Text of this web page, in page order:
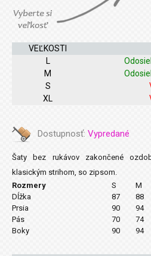
VEĽKOSTI
L
M
S
XL
Dostupnosť: Vypredané
Šaty bez rukávov zakončené
klasickým strihom, so zipsom.
Rozmery
S M
Dĺžka
87 88
Prsia
90 94
Pás
70 74
Boky
90 94